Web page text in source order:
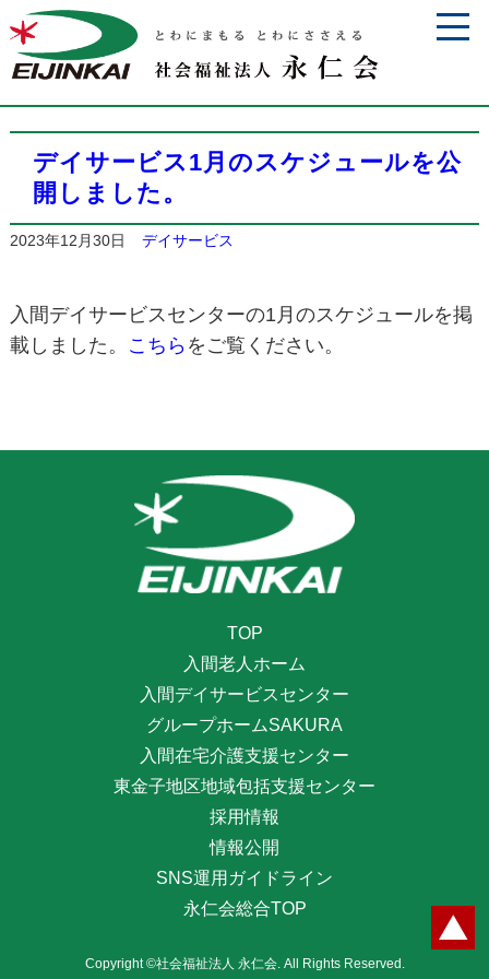
デイサービス1月のスケジュールを公
開しました。
2023年12月30日 デイサービス
入間デイサービスセンターの1月のスケジュールを掲
載しました。
こちら をご覧ください。
TOP
入間老人ホーム
入間デイサービスセンター
グループホームSAKURA
入間在宅介護支援センター
東金子地区地域包括支援センター
採用情報
情報公開
SNS運用ガイドライン
永仁会総合TOP
Copyright ©社会福祉法人 永仁会. All Rights Reserved.